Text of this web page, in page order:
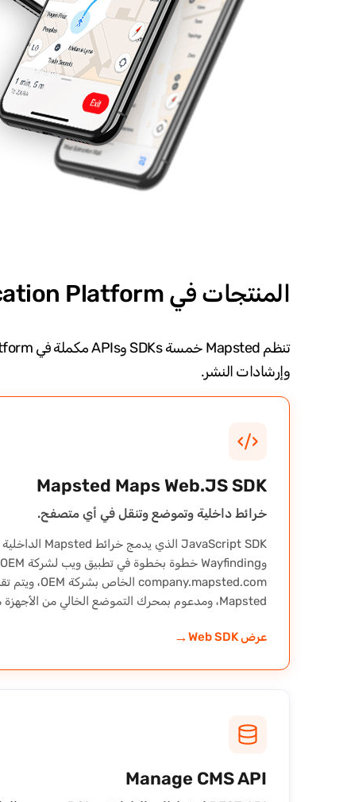
المنتجات في Mapsted Indoor Location Platform لشركات OEM
وإرشادات النشر.
Mapsted Maps Web.JS SDK
خرائط داخلية وتموضع وتنقل في أي متصفح.
Mapsted، ومدعوم بمحرك التموضع الخالي من الأجهزة من Mapsted.
عرض Web SDK →
Manage CMS API